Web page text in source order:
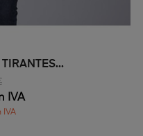
IVA
IVA